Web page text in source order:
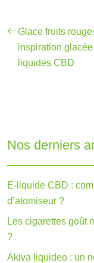
Glace fruits
inspiration
liquides CBD
Nos derniers
E-liquide CBD :
d’atomiseur ?
Les cigarettes goût
?
Akiva liquideo : un